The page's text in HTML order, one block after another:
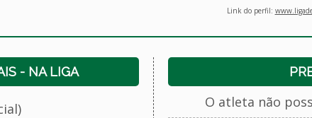
Link do perfil:
- NA LIGA
O atleta não